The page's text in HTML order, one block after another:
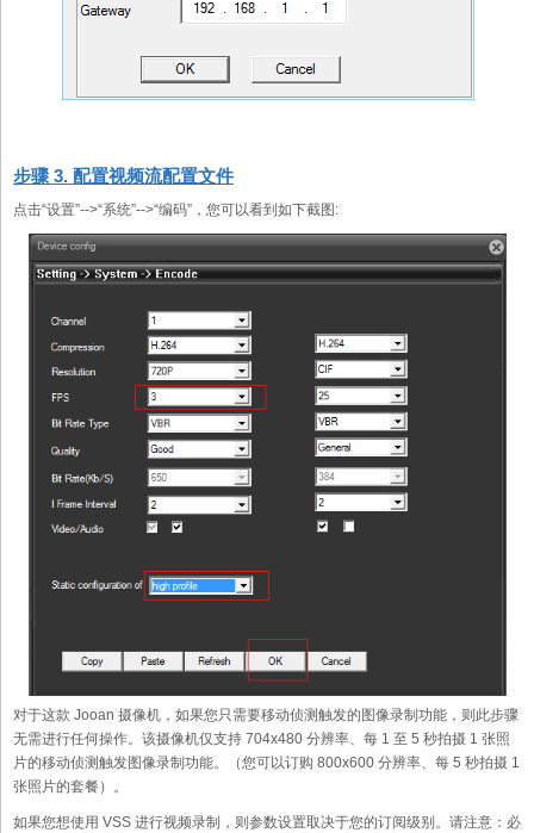
步骤 3. 配置视频流配置文件
点击“设置”-->“系统”-->“编码”，您可以看到如下截图:
对于这款 Jooan 摄像机，如果您只需要移动侦测触发的图像录制功能，则此步骤
无需进行任何操作。该摄像机仅支持 704x480 分辨率、每 1 至 5 秒拍摄 1 张照
片的移动侦测触发图像录制功能。（您可以订购 800x600 分辨率、每 5 秒拍摄 1
张照片的套餐）。
如果您想使用 VSS 进行视频录制，则参数设置取决于您的订阅级别。请注意：必